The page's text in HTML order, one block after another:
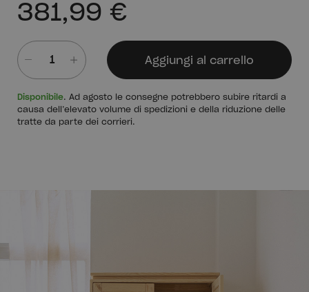
381,99 €
Aggiungi al carrello
Disponibile. Ad agosto le consegne potrebbero subire ritardi a
causa dell’elevato volume di spedizioni e della riduzione delle
tratte da parte dei corrieri.